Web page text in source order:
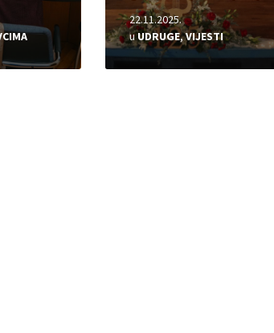
22.11.2025.
uUDRUGE,VIJESTI